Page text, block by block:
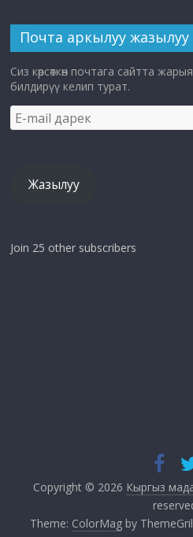
Почта аркылуу жазылуу
Сиз көрсөткөн почтага сайтта
билдирүү келип турат.
E-
mail
Жазылуу
Join 25 other subscribers
Copyright © 2026 Кыргыз
Theme: ColorMagby